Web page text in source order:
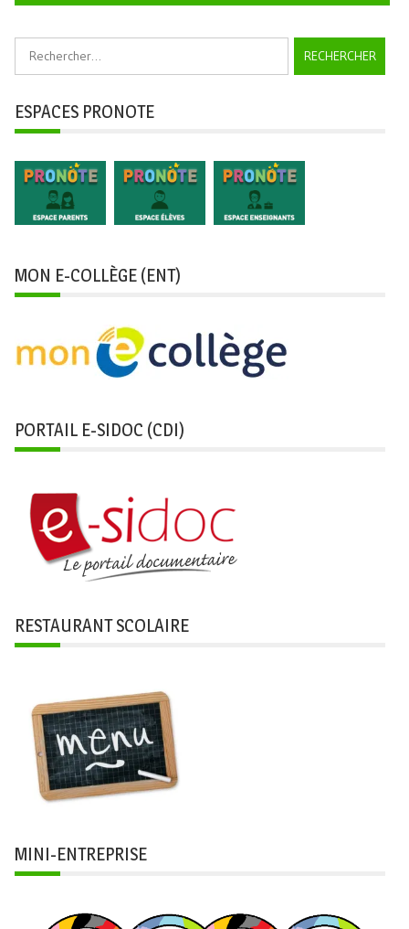
ESPACES PRONOTE
MON E-COLLÈGE (ENT)
PORTAIL E-SIDOC (CDI)
RESTAURANT SCOLAIRE
MINI-ENTREPRISE